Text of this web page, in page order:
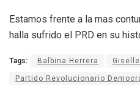
Estamos frente a la mas
halla sufrido el PRD en su
Tags: Balbina Herrera
Partido Revolucionario